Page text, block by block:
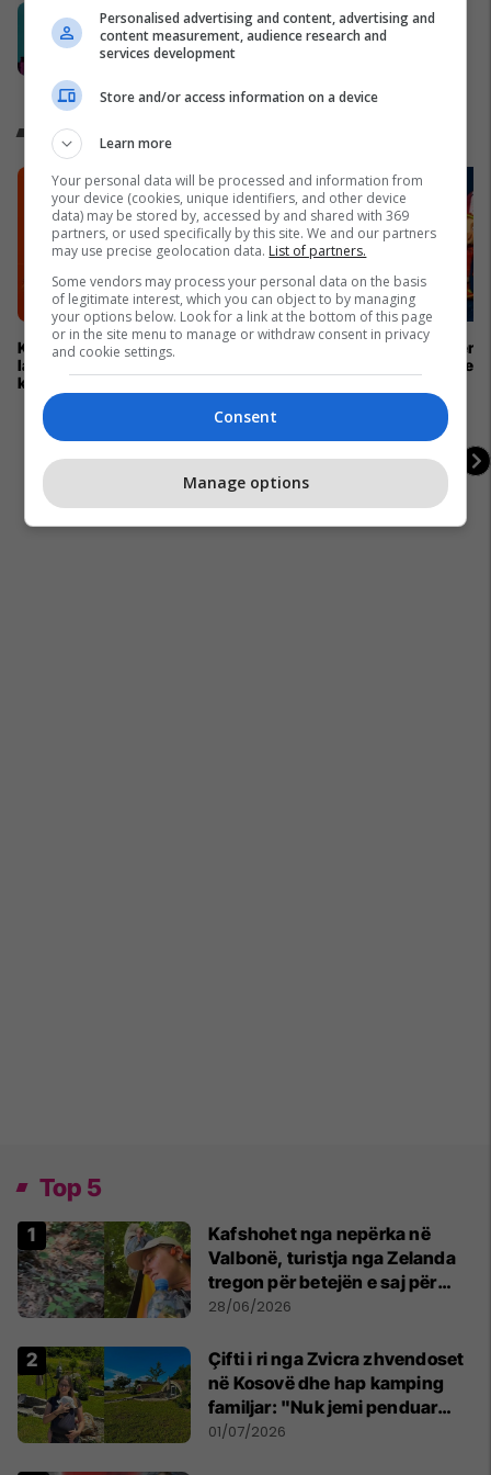
Swinto – Financimi digjital në pak
minuta
Swinto
Kampionati Botëror 2026
Kampionatet Botërore: Një histori e
lavdisë, legjendave dhe
kampionëve
Kupa e Botës 2026 për
me tri maskota zyrtare
Top 5
Kafshohet nga nepërka në
Valbonë, turistja nga Zelanda
tregon për betejën e saj për
mbijetesë
28/06/2026
Çifti i ri nga Zvicra zhvendoset
në Kosovë dhe hap kamping
familjar: "Nuk jemi penduar
asnjë ditë"
01/07/2026
Personalised advertising and content, advertising and
content measurement, audience research and
services development
Store and/or access information on a device
Learn more
Your personal data will be processed and information from
your device (cookies, unique identifiers, and other device
data) may be stored by, accessed by and shared with 369
partners, or used specifically by this site. We and our partners
may use precise geolocation data. List of partners.
Some vendors may process your personal data on the basis
of legitimate interest, which you can object to by managing
your options below. Look for a link at the bottom of this page
or in the site menu to manage or withdraw consent in privacy
and cookie settings.
Consent
Manage options